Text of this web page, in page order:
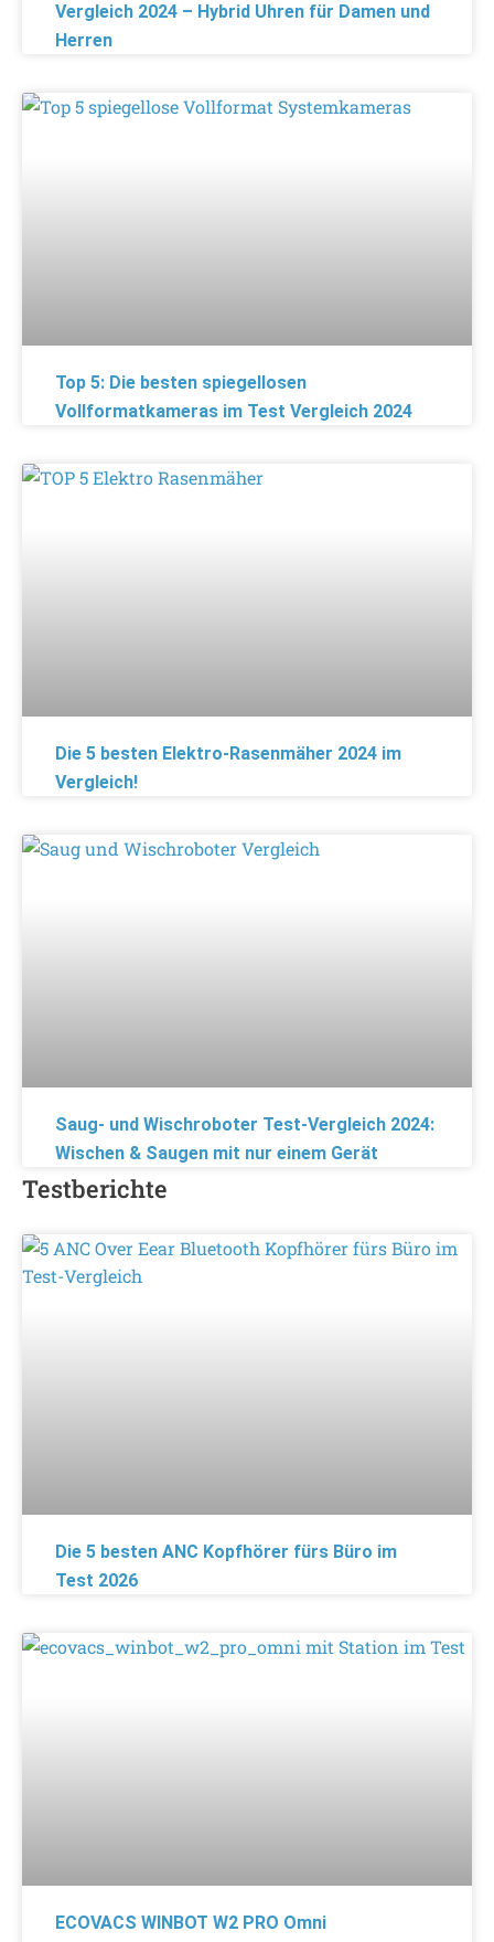
Vergleich 2024 – Hybrid Uhren für Damen und
Herren
Top 5: Die besten spiegellosen
Vollformatkameras im Test Vergleich 2024
Die 5 besten Elektro-Rasenmäher 2024 im
Vergleich!
Saug- und Wischroboter Test-Vergleich 2024:
Wischen & Saugen mit nur einem Gerät
Testberichte
Die 5 besten ANC Kopfhörer fürs Büro im
Test 2026
ECOVACS WINBOT W2 PRO Omni